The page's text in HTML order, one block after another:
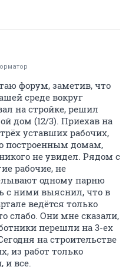
форум, заметив, что
среде вокруг
на стройке, решил
дом (12/3). Приехав на
уставших рабочих,
построенным домам,
не увидел. Рядом с
рабочие, не
одному парню
с ними выяснил, что в
ведётся только
слабо. Они мне сказали,
перешли на 3-ех
на строительстве
из работ только
и все.